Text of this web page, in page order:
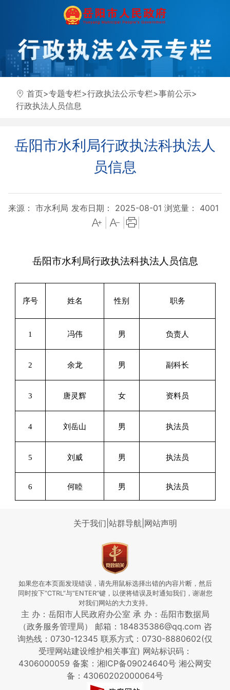
首页>专题专栏>行政执法公示专栏>事前公示>
行政执法人员信息
岳阳市水利局行政执法科执法人
员信息
来源： 市水利局 发布日期： 2025-08-01 浏览量： 4001
|
岳阳市水利局行政执法科执法人员信息
序号 姓名 性别 职务
1 冯伟 男 负责人
2 余龙 男 副科长
3 唐灵辉 女 资料员
4 刘岳山 男 执法员
5 刘威 男 执法员
6 何睦 男 执法员
关于我们 站群导航 网站声明
如果您在本页面发现错误，请先用鼠标选择出错的内容片断，然后
同时按下“CTRL”与“ENTER”键，以便将错误及时通知我们，谢谢您
对我们网站的大力支持。
主 办：岳阳市人民政府办公室 承 办：岳阳市数据局
（政务服务管理局） 邮箱：184835386@qq.com 咨
询热线：0730-12345 联系方式：0730-8880602(仅
受理网站建设维护相关事宜) 网站标识码：
4306000059 备案：湘ICP备09024640号 湘公网安
备：43060202000064号